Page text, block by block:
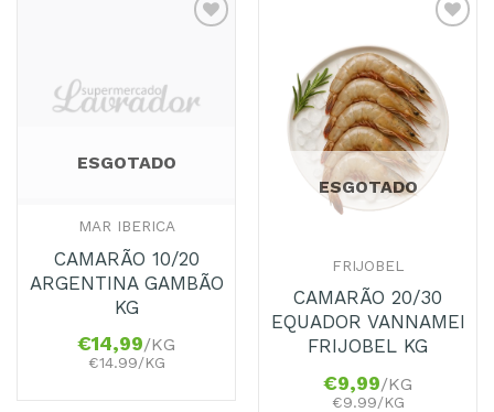
Favoritos
ESGOTADO
MAR IBERICA
CAMARÃO 10/20
ARGENTINA GAMBÃO
KG
€14,99/KG
€14.99/KG
Adicionar
aos
Favoritos
ESGOTADO
FRIJOBEL
CAMARÃO 20/30
EQUADOR VANNAMEI
FRIJOBEL KG
€9,99/KG
€9.99/KG